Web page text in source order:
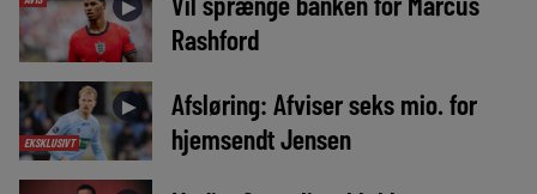
►
Rashford
EKSKLUSIVT
►
Afsløring: Afviser seks mio. for
hjemsendt Jensen